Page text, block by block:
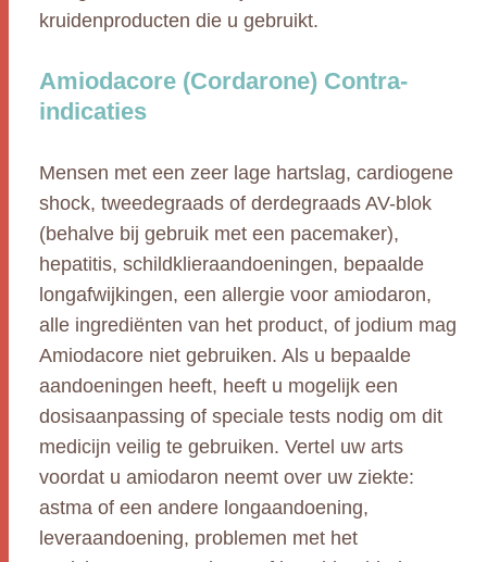
kruidenproducten die u gebruikt.
Amiodacore (Cordarone) Contra-
indicaties
Mensen met een zeer lage hartslag, cardiogene
shock, tweedegraads of derdegraads AV-blok
(behalve bij gebruik met een pacemaker),
hepatitis, schildklieraandoeningen, bepaalde
longafwijkingen, een allergie voor amiodaron,
alle ingrediënten van het product, of jodium mag
Amiodacore niet gebruiken. Als u bepaalde
aandoeningen heeft, heeft u mogelijk een
dosisaanpassing of speciale tests nodig om dit
medicijn veilig te gebruiken. Vertel uw arts
voordat u amiodaron neemt over uw ziekte:
astma of een andere longaandoening,
leveraandoening, problemen met het